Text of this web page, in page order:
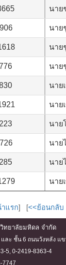
นาย
นาย
นาย
นาย
นาย
นาย
นาย
นาย
นาย
นาย
แรก] [<<ย้อนกลับ
ทยาลัยมหิดล จำกัด
ละ ชั้น 6 ถนนวังหลัง แ
5, 0-2419-8363-4
7747